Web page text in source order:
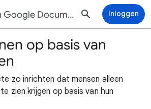
Editors van Google Documenten Help Inloggen
op basis van
zo inrichten dat mensen alleen
zien krijgen op basis van hun